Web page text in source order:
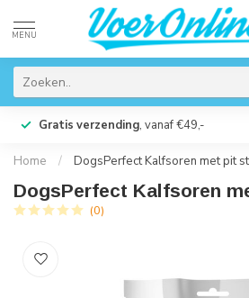
MENU
Gratis verzending, vanaf €49,-
Home / DogsPerfect Kalfsoren met pit
DogsPerfect Kalfsoren
(0)